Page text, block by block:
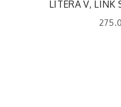
LITERA V, LINK